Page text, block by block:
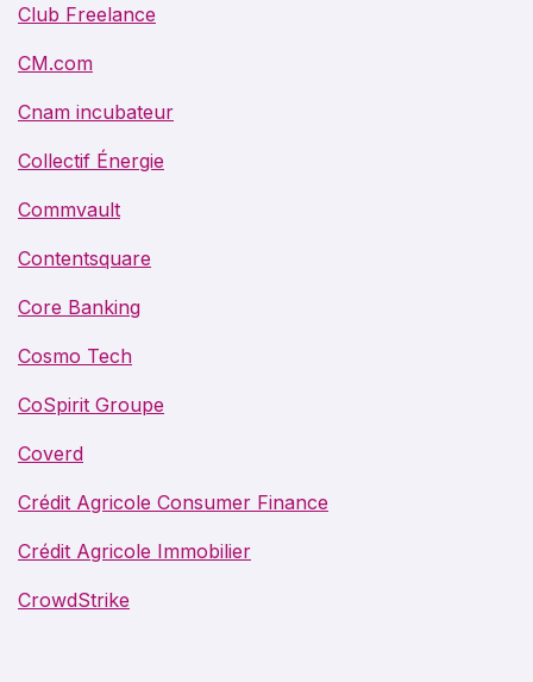
Club Freelance
CM.com
Cnam incubateur
Collectif Énergie
Commvault
Contentsquare
Core Banking
Cosmo Tech
CoSpirit Groupe
Coverd
Crédit Agricole Consumer Finance
Crédit Agricole Immobilier
CrowdStrike